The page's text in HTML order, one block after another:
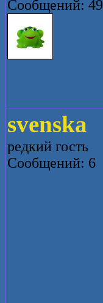
Сообщений: 49
svenska
редкий гость
Сообщений: 6